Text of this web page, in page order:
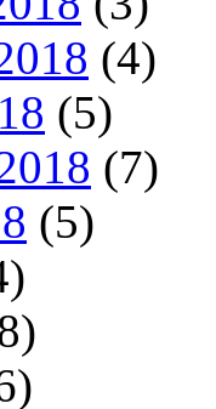
(4)
(5)
(7)
(5)